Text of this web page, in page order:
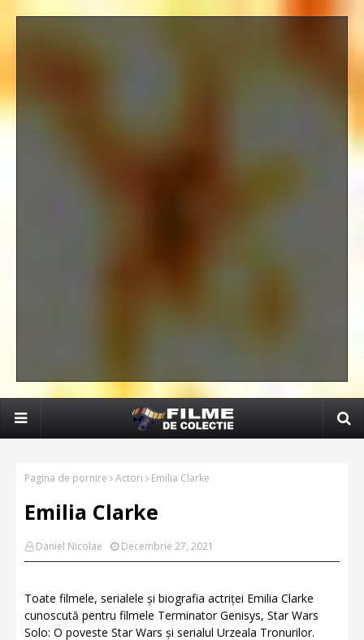
Pagina de pornire Actori Emilia Clarke
Emilia Clarke
Daniel Nicolae Decembrie 27, 2021
Toate filmele, serialele și biografia actriței Emilia Clarke
cunoscută pentru filmele Terminator Genisys, Star Wars
Solo: O poveste Star Wars și serialul Urzeala Tronurilor.